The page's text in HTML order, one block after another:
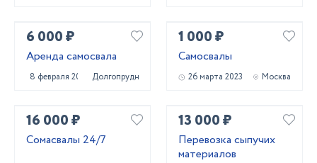
6 000 ₽
Аренда самосвала
8 февраля 2022 Долгопрудный
1 000 ₽
Самосвалы
26 марта 2023 Москва
16 000 ₽
Сомасвалы 24/7
13 000 ₽
Перевозка сыпучих
материалов